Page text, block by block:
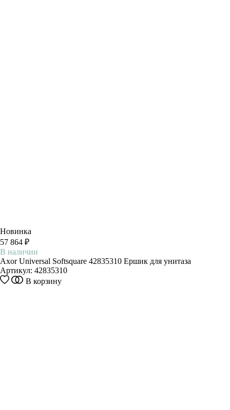
Новинка
57 864 ₽
В наличии
Axor Universal Softsquare 42835310 Ершик для унитаза
Артикул: 42835310
В корзину